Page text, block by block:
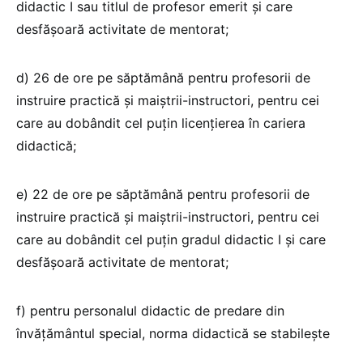
didactic I sau titlul de profesor emerit şi care
desfăşoară activitate de mentorat;
d) 26 de ore pe săptămână pentru profesorii de
instruire practică şi maiştrii-instructori, pentru cei
care au dobândit cel puţin licenţierea în cariera
didactică;
e) 22 de ore pe săptămână pentru profesorii de
instruire practică şi maiştrii-instructori, pentru cei
care au dobândit cel puţin gradul didactic I şi care
desfăşoară activitate de mentorat;
f) pentru personalul didactic de predare din
învăţământul special, norma didactică se stabileşte